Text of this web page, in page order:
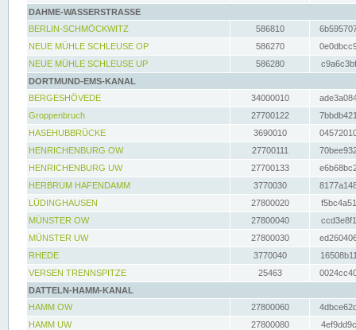
DAHME-WASSERSTRASSE
BERLIN-SCHMÖCKWITZ
586810
NEUE MÜHLE SCHLEUSE OP
586270
NEUE MÜHLE SCHLEUSE UP
586280
DORTMUND-EMS-KANAL
BERGESHÖVEDE
34000010
Groppenbruch
27700122
HASEHUBBRÜCKE
3690010
HENRICHENBURG OW
27700111
HENRICHENBURG UW
27700133
HERBRUM HAFENDAMM
3770030
LÜDINGHAUSEN
27800020
MÜNSTER OW
27800040
MÜNSTER UW
27800030
RHEDE
3770040
VERSEN TRENNSPITZE
25463
DATTELN-HAMM-KANAL
HAMM OW
27800060
HAMM UW
27800080